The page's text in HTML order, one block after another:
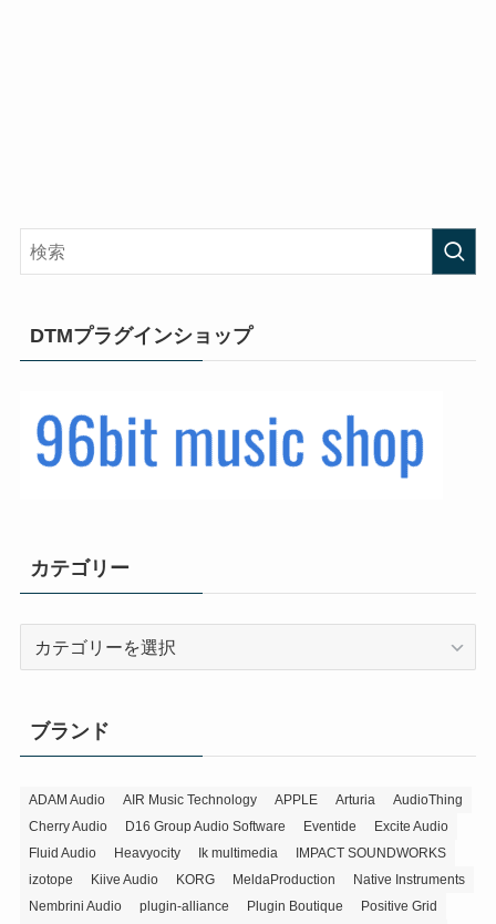
DTMプラグインショップ
カテゴリー
ー
ブランド
ADAM Audio AIR Music Technology APPLE Arturia
AudioThing
Cherry Audio
D16 Group Audio Software Eventide
Excite Audio
Fluid Audio
Heavyocity Ik multimedia
IMPACT SOUNDWORKS
izotope
Kiive Audio KORG MeldaProduction
Native Instruments
Nembrini Audio
plugin-alliance Plugin Boutique Positive Grid